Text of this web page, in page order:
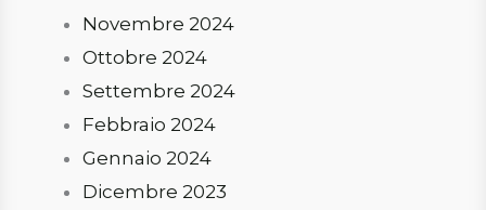
Novembre 2024
Ottobre 2024
Settembre 2024
Febbraio 2024
Gennaio 2024
Dicembre 2023